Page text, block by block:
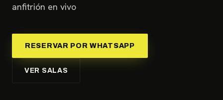
anfitrión en vivo
RESERVAR POR WHATSAPP
VER SALAS